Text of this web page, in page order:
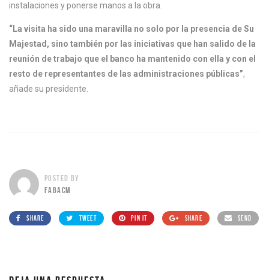
instalaciones y ponerse manos a la obra.
“La visita ha sido una maravilla no solo por la presencia de Su
Majestad, sino también por las iniciativas que han salido de la
reunión de trabajo que el banco ha mantenido con ella y con el
resto de representantes de las administraciones públicas”,
añade su presidente.
POSTED BY
FABACM
SHARE TWEET PIN IT SHARE SEND